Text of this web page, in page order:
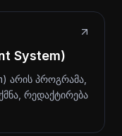
System)
არის პროგრამა,
რედაქტირება